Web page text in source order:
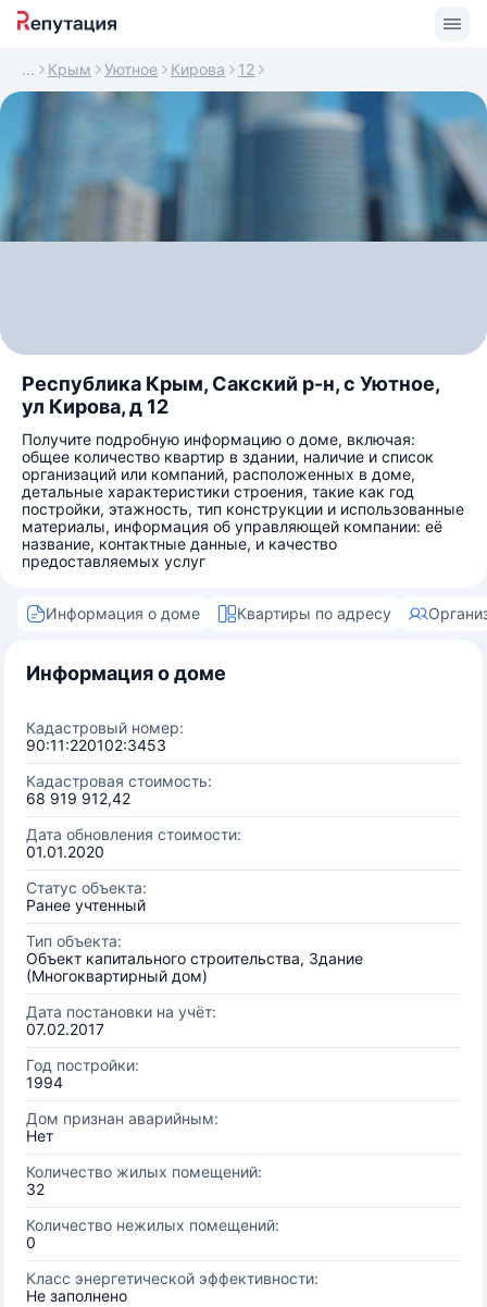
Крым Уютное Кирова 12
Республика Крым, Сакский р-н, с Уютное,
ул Кирова, д 12
Получите подробную информацию о доме, включая:
общее количество квартир в здании, наличие и список
организаций или компаний, расположенных в доме,
детальные характеристики строения, такие как год
постройки, этажность, тип конструкции и использованные
материалы, информация об управляющей компании: её
название, контактные данные, и качество
предоставляемых услуг
Информация о доме Квартиры по адресу
Информация о доме
Кадастровый номер:
90:11:220102:3453
Кадастровая стоимость:
68 919 912,42
Дата обновления стоимости:
01.01.2020
Статус объекта:
Ранее учтенный
Тип объекта:
Объект капитального строительства, Здание
(Многоквартирный дом)
Дата постановки на учёт:
07.02.2017
Год постройки:
1994
Дом признан аварийным:
Нет
Количество жилых помещений:
32
Количество нежилых помещений:
0
Класс энергетической эффективности:
Не заполнено